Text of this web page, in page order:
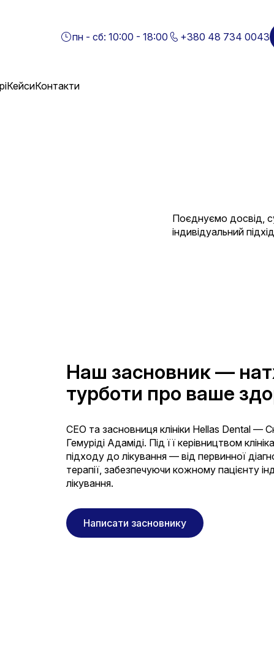
пн - сб: 10:00 - 18:00 +380 48 734 0043
КейсиКонтакти
Поєднуємо досвід,
індивідуальний
Наш засновник —
турботи про ваше
CEO та засновниця клініки Hellas Dental —
Гемуріді Адаміді. Під її керівництвом
підходу до лікування — від первинної
терапії, забезпечуючи кожному пацієнту
лікування.
Написати засновнику